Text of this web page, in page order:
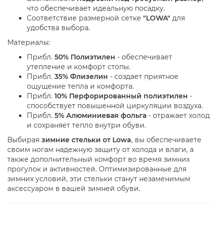
что обеспечивает идеальную посадку.
Соответствие размерной сетке "LOWA" для
удобства выбора.
Материалы:
Прибл. 50% Полиэтилен - обеспечивает
утепление и комфорт стопы.
Прибл. 35% Флизелин - создает приятное
ощущение тепла и комфорта.
Прибл. 10% Перфорированный полиэтилен -
способствует повышенной циркуляции воздуха.
Прибл. 5% Алюминиевая фольга - отражает холод
и сохраняет тепло внутри обуви.
Выбирая зимние стельки от Lowa, вы обеспечиваете
своим ногам надежную защиту от холода и влаги, а
также дополнительный комфорт во время зимних
прогулок и активностей. Оптимизированные для
зимних условий, эти стельки станут незаменимым
аксессуаром в вашей зимней обуви.